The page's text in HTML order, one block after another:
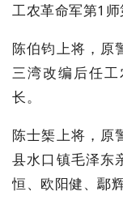
工农革命军第1师
陈伯钧上将，原
三湾改编后任
长。
陈士榘上将，原
县水口镇毛泽东
恒、欧阳健、鄢